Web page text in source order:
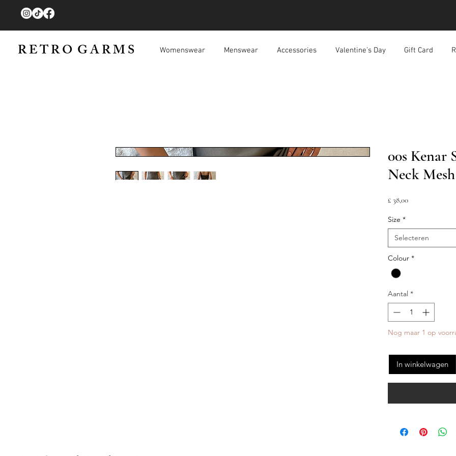
R E T R O G A R M S Womenswear Menswear Accessories Valentine's Day Gift Card
00s Kenar
Neck
£ 38,00Prijs
Size *
Selecteren
Colour *
Aantal *
Nog maar 1 op
In winkelwagen